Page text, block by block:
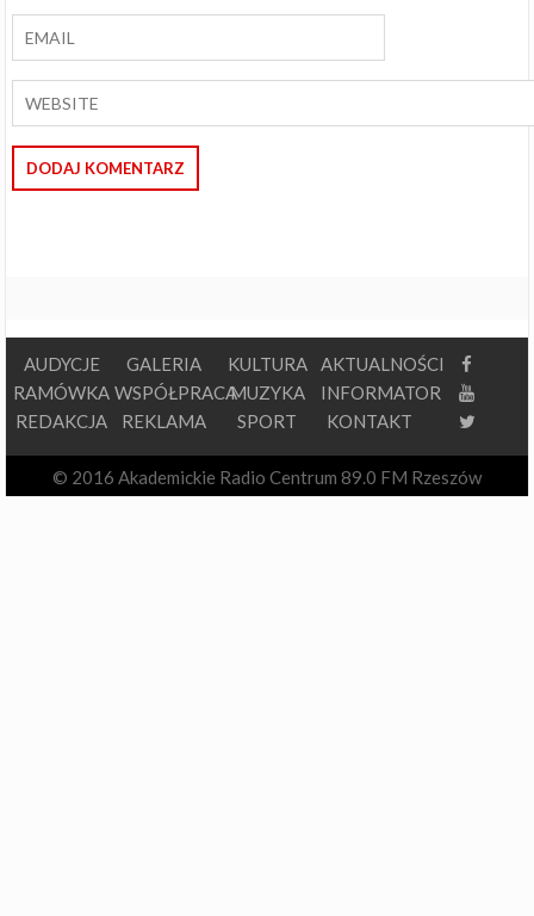
AUDYCJE
RAMÓWKA
REDAKCJA
GALERIA
WSPÓŁPRACA
REKLAMA
KULTURA
MUZYKA
SPORT
AKTUALNOŚCI
INFORMATOR
KONTAKT
© 2016 Akademickie Radio Centrum 89.0 FM Rzeszów